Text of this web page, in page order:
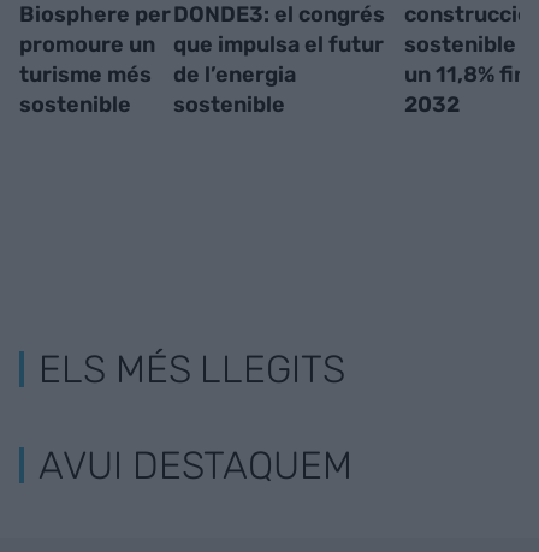
Biosphere per
promoure un
turisme més
sostenible
DONDE3: el congrés
que impulsa el futur
de l’energia
sostenible
construcció
sostenible
un 11,8%
2032
ELS MÉS LLEGITS
AVUI DESTAQUEM